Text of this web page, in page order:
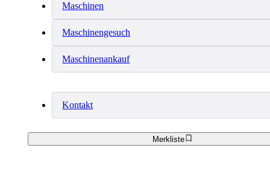
Maschinen
Maschinengesuch
Maschinenankauf
Kontakt
Merkliste